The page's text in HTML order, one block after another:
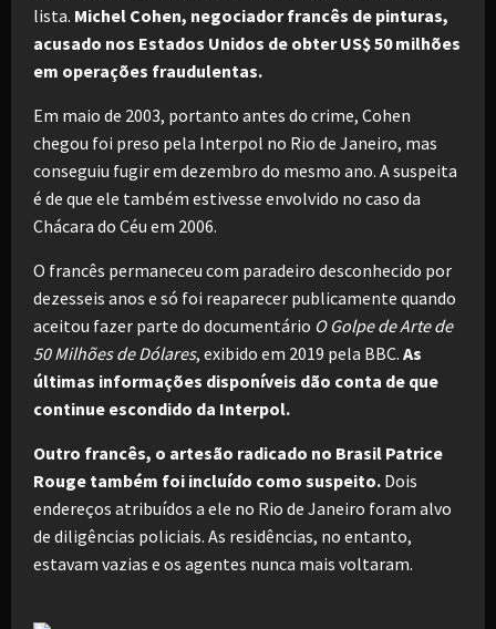
lista. Michel Cohen, negociador francês de pinturas,
acusado nos Estados Unidos de obter US$ 50 milhões
em operações fraudulentas.
Em maio de 2003, portanto antes do crime, Cohen
chegou foi preso pela Interpol no Rio de Janeiro, mas
conseguiu fugir em dezembro do mesmo ano. A suspeita
é de que ele também estivesse envolvido no caso da
Chácara do Céu em 2006.
O francês permaneceu com paradeiro desconhecido por
dezesseis anos e só foi reaparecer publicamente quando
aceitou fazer parte do documentário O Golpe de Arte de
50 Milhões de Dólares, exibido em 2019 pela BBC. As
últimas informações disponíveis dão conta de que
continue escondido da Interpol.
Outro francês, o artesão radicado no Brasil Patrice
Rouge também foi incluído como suspeito. Dois
endereços atribuídos a ele no Rio de Janeiro foram alvo
de diligências policiais. As residências, no entanto,
estavam vazias e os agentes nunca mais voltaram.